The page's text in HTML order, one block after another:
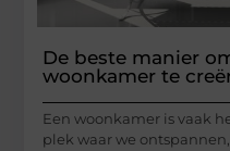
De beste manier
woonkamer te
Een woonkamer is vaak
plek waar we